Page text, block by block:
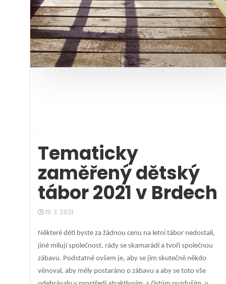
Tematicky
zaměřený dětský
tábor 2021 v Brdech
19. 3. 2021
Některé děti byste za žádnou cenu na letní tábor nedostali,
jiné milují společnost, rády se skamarádí a tvoří společnou
zábavu. Podstatné ovšem je, aby se jim skutečně někdo
věnoval, aby měly postaráno o zábavu a aby se toto vše